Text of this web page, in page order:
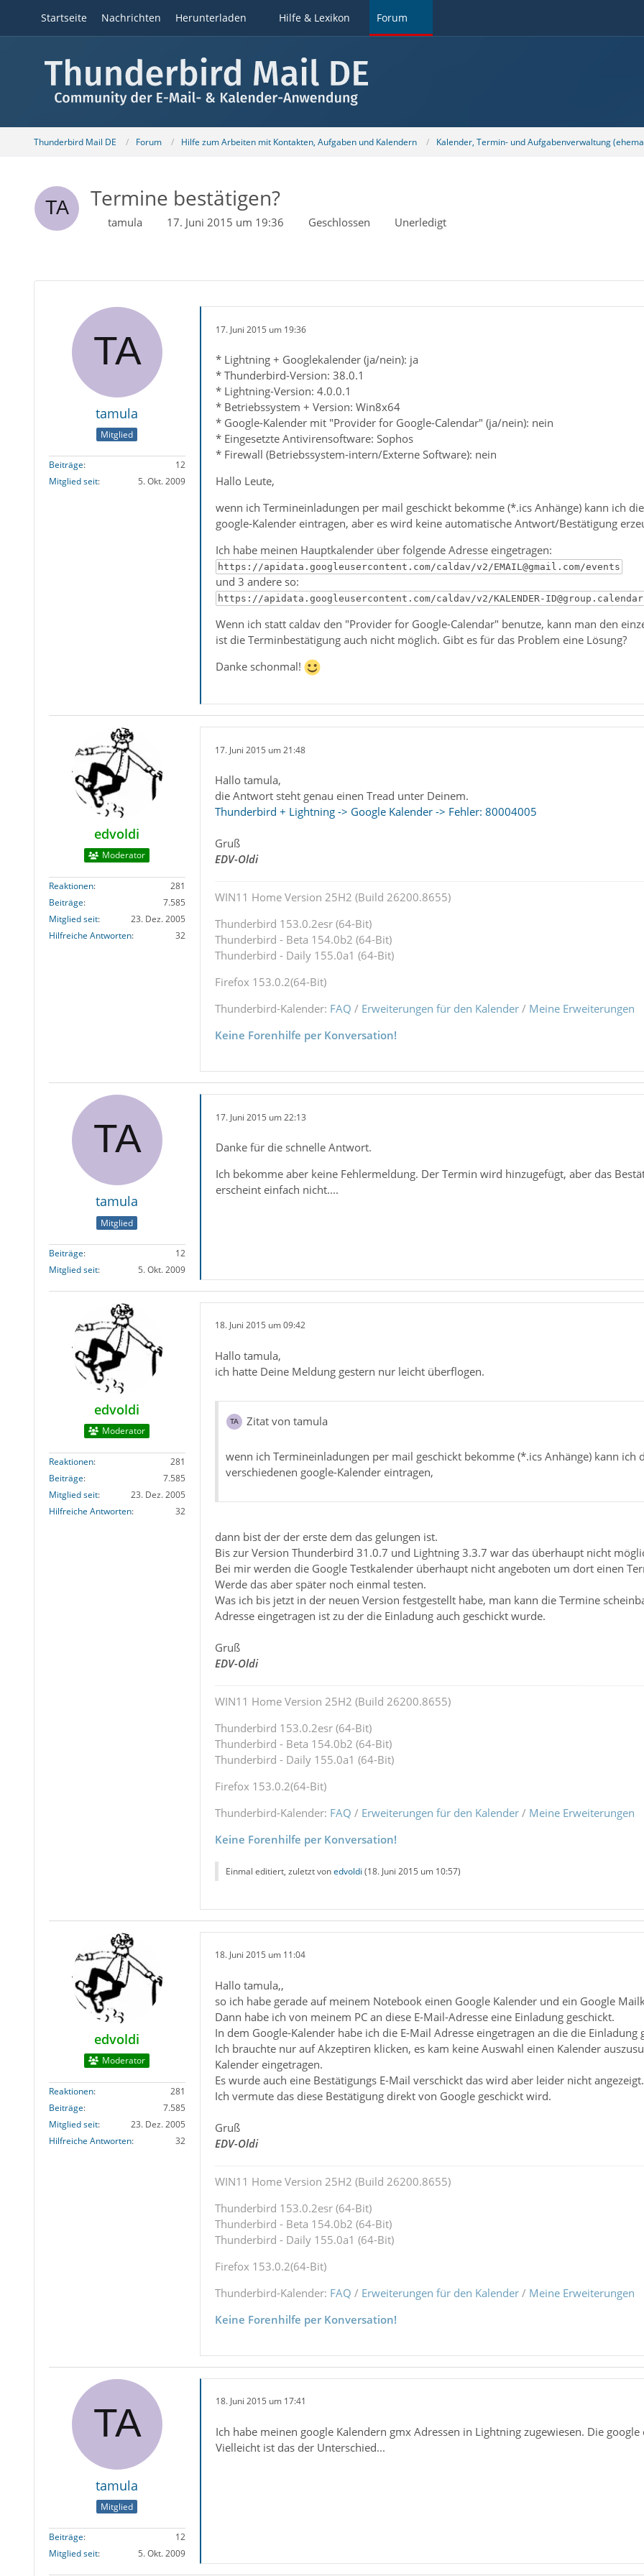
Startseite Nachrichten Herunterladen Hilfe & Lexikon Forum
Thunderbird Mail DE Forum Hilfe zum Arbeiten mit Kontakten, Aufgaben und Kalendern Kalender, Termin- und Aufgabenverwaltung
Termine bestätigen?
tamula 17. Juni 2015 um 19:36 Geschlossen Unerledigt
tamula
Mitglied
Beiträge
12
Mitglied seit
5. Okt. 2009
17. Juni 2015 um 19:36
* Lightning + Googlekalender (ja/nein): ja
* Thunderbird-Version: 38.0.1
* Lightning-Version: 4.0.0.1
* Betriebssystem + Version: Win8x64
* Google-Kalender mit "Provider for Google-Calendar" (ja/nein): nein
* Eingesetzte Antivirensoftware: Sophos
* Firewall (Betriebssystem-intern/Externe Software): nein
Hallo Leute,
wenn ich Termineinladungen per mail geschickt bekomme (*.ics Anhänge) kann ich
google-Kalender eintragen, aber es wird keine automatische Antwort/Bestätigung
Ich habe meinen Hauptkalender über folgende Adresse eingetragen:
https://apidata.googleusercontent.com/caldav/v2/EMAIL@gmail.com/events
und 3 andere so:
https://apidata.googleusercontent.com/caldav/v2/KALENDER-
Wenn ich statt caldav den "Provider for Google-Calendar" benutze, kann man den
ist die Terminbestätigung auch nicht möglich. Gibt es für das Problem eine Lösung?
Danke schonmal!
edvoldi
Moderator
Reaktionen
281
Beiträge
7.585
Mitglied seit
23. Dez. 2005
Hilfreiche Antworten
32
17. Juni 2015 um 21:48
Hallo tamula,
die Antwort steht genau einen Tread unter Deinem.
Thunderbird + Lightning -> Google Kalender -> Fehler: 80004005
Gruß
EDV-Oldi
WIN11 Home Version 25H2 (Build 26200.8655)
Thunderbird 153.0.2esr (64-Bit)
Thunderbird - Beta 154.0b2 (64-Bit)
Thunderbird - Daily 155.0a1 (64-Bit)
Firefox 153.0.2(64-Bit)
Thunderbird-Kalender: FAQ / Erweiterungen für den Kalender/ Meine Erweiterungen
Keine Forenhilfe per Konversation!
tamula
Mitglied
Beiträge
12
Mitglied seit
5. Okt. 2009
17. Juni 2015 um 22:13
Danke für die schnelle Antwort.
Ich bekomme aber keine Fehlermeldung. Der Termin wird hinzugefügt, aber das
erscheint einfach nicht....
edvoldi
Moderator
Reaktionen
281
Beiträge
7.585
Mitglied seit
23. Dez. 2005
Hilfreiche Antworten
32
18. Juni 2015 um 09:42
Hallo tamula,
ich hatte Deine Meldung gestern nur leicht überflogen.
Zitat von tamula
wenn ich Termineinladungen per mail geschickt bekomme (*.ics Anhänge) kann ich
verschiedenen google-Kalender eintragen,
dann bist der der erste dem das gelungen ist.
Bis zur Version Thunderbird 31.0.7 und Lightning 3.3.7 war das überhaupt nicht
Bei mir werden die Google Testkalender überhaupt nicht angeboten um dort einen
Werde das aber später noch einmal testen.
Was ich bis jetzt in der neuen Version festgestellt habe, man kann die Termine
Adresse eingetragen ist zu der die Einladung auch geschickt wurde.
Gruß
EDV-Oldi
WIN11 Home Version 25H2 (Build 26200.8655)
Thunderbird 153.0.2esr (64-Bit)
Thunderbird - Beta 154.0b2 (64-Bit)
Thunderbird - Daily 155.0a1 (64-Bit)
Firefox 153.0.2(64-Bit)
Thunderbird-Kalender: FAQ / Erweiterungen für den Kalender/ Meine Erweiterungen
Keine Forenhilfe per Konversation!
Einmal editiert, zuletzt vonedvoldi (18. Juni 2015 um 10:57)
edvoldi
Moderator
Reaktionen
281
Beiträge
7.585
Mitglied seit
23. Dez. 2005
Hilfreiche Antworten
32
18. Juni 2015 um 11:04
Hallo tamula,,
so ich habe gerade auf meinem Notebook einen Google Kalender und ein Google
Dann habe ich von meinem PC an diese E-Mail-Adresse eine Einladung geschickt.
In dem Google-Kalender habe ich die E-Mail Adresse eingetragen an die die Einladung
Ich brauchte nur auf Akzeptiren klicken, es kam keine Auswahl einen Kalender
Kalender eingetragen.
Es wurde auch eine Bestätigungs E-Mail verschickt das wird aber leider nicht angezeigt.
Ich vermute das diese Bestätigung direkt von Google geschickt wird.
Gruß
EDV-Oldi
WIN11 Home Version 25H2 (Build 26200.8655)
Thunderbird 153.0.2esr (64-Bit)
Thunderbird - Beta 154.0b2 (64-Bit)
Thunderbird - Daily 155.0a1 (64-Bit)
Firefox 153.0.2(64-Bit)
Thunderbird-Kalender: FAQ / Erweiterungen für den Kalender/ Meine Erweiterungen
Keine Forenhilfe per Konversation!
tamula
Mitglied
Beiträge
12
Mitglied seit
5. Okt. 2009
18. Juni 2015 um 17:41
Ich habe meinen google Kalendern gmx Adressen in Lightning zugewiesen. Die
Vielleicht ist das der Unterschied...